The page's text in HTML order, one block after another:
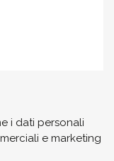
i dati personali
e marketing